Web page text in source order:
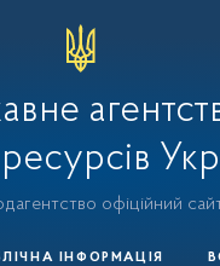
офіційний
ІНФОРМАЦІЯ